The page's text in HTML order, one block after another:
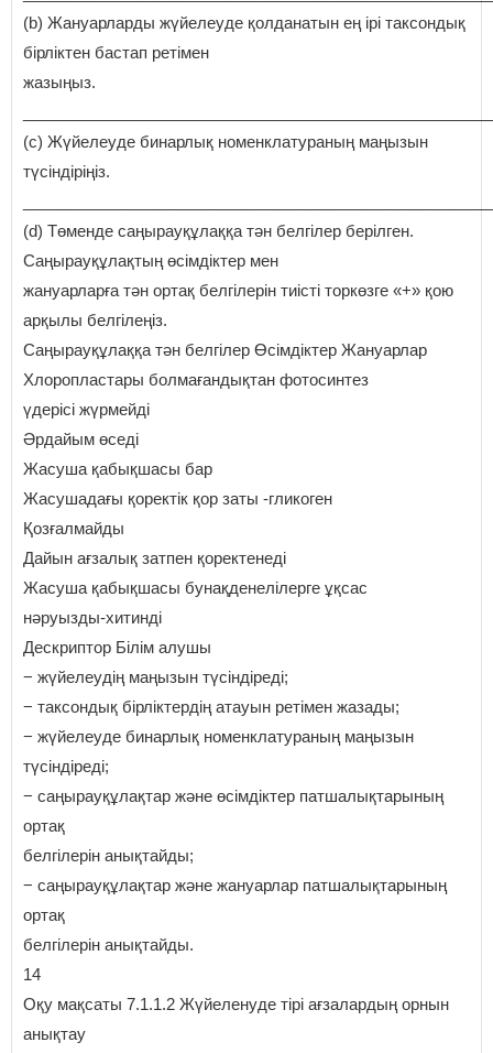
(b) Жануарларды жүйелеуде қолданатын ең ірі таксондық
бірліктен бастап ретімен
жазыңыз.
(c) Жүйелеуде бинарлық номенклатураның маңызын
түсіндіріңіз.
(d) Төменде саңырауқұлаққа тән белгілер берілген.
Саңырауқұлақтың өсімдіктер мен
жануарларға тән ортақ белгілерін тиісті торкөзге «+» қою
арқылы белгілеңіз.
Саңырауқұлаққа тән белгілер Өсімдіктер Жануарлар
Хлоропластары болмағандықтан фотосинтез
үдерісі жүрмейді
Әрдайым өседі
Жасуша қабықшасы бар
Жасушадағы қоректік қор заты -гликоген
Қозғалмайды
Дайын ағзалық затпен қоректенеді
Жасуша қабықшасы бунақденелілерге ұқсас
нәруызды-хитинді
Дескриптор Білім алушы
− жүйелеудің маңызын түсіндіреді;
− таксондық бірліктердің атауын ретімен жазады;
− жүйелеуде бинарлық номенклатураның маңызын
түсіндіреді;
− саңырауқұлақтар және өсімдіктер патшалықтарының
ортақ
белгілерін анықтайды;
− саңырауқұлақтар және жануарлар патшалықтарының
ортақ
белгілерін анықтайды.
14
Оқу мақсаты 7.1.1.2 Жүйеленуде тірі ағзалардың орнын
анықтау